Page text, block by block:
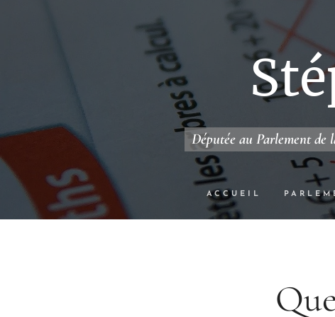
Députée au Parlement de
ACCUEIL